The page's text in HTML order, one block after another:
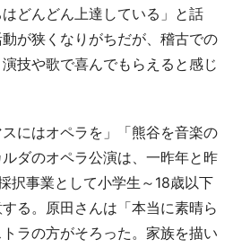
どんどん上達している」と話
が狭くなりがちだが、稽古での
技や歌で喜んでもらえると感じ
にはオペラを」「熊谷を音楽の
ダのオペラ公演は、一昨年と昨
択事業として小学生～18歳以下
る。原田さんは「本当に素晴ら
ラの方がそろった。家族を描い